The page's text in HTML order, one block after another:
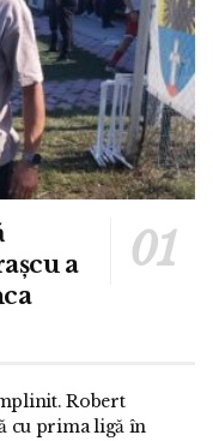
a
Robert
cu prima ligă în